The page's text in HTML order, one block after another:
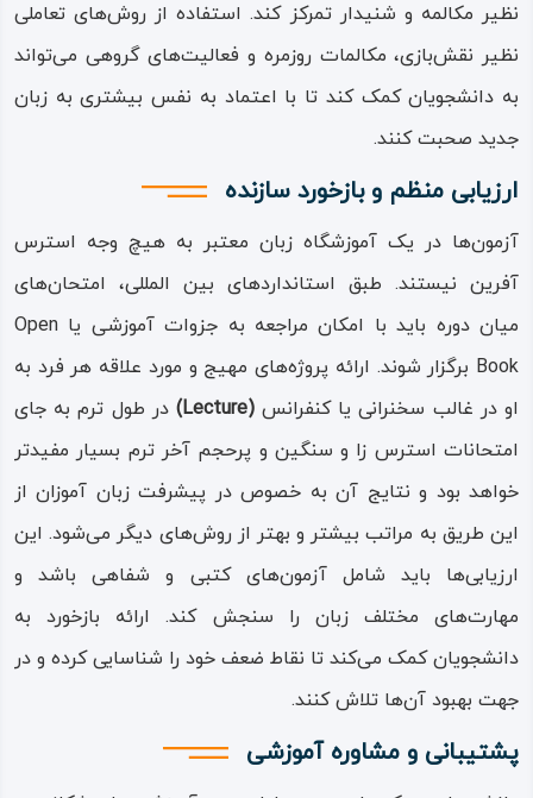
نظیر مکالمه و شنیدار تمرکز کند‌‌. استفاده از روش‌های تعاملی
نظیر نقش‌بازی، مکالمات روزمره و فعالیت‌های گروهی‌ ‌‌می‌‌‌تواند
به دانشجویان کمک کند تا با اعتماد به نفس بیشتری به زبان
جدید صحبت کنند‌‌.
ارزیابی منظم و بازخورد سازنده
آزمون‌‌ها در یک آموزشگاه زبان معتبر به هیچ وجه استرس
آفرین نیستند‌‌. طبق استانداردهای بین المللی، امتحان‌‌های‌
‌‌میان دوره باید با امکان مراجعه به جزوات آموزشی یا Open
Book برگزار شوند‌‌. ارائه پروژه‌‌های مهیج و مورد علاقه هر فرد به
او در غالب سخنرانی یا کنفرانس(Lecture)
در طول ترم به جای
امتحانات استرس زا و سنگین و پرحجم آخر ترم بسیار مفیدتر
خواهد بود و نتایج آن به خصوص در پیشرفت زبان آموزان از
این طریق به مراتب بیشتر و بهتر از روش‌‌های دیگر‌ ‌‌می‌‌‌شود‌‌. این
ارزیابی‌ها باید شامل آزمون‌های کتبی و شفاهی باشد و
مهارت‌های مختلف زبان را سنجش کند‌‌. ارائه بازخورد به
دانشجویان کمک‌ ‌‌می‌‌‌کند تا نقاط ضعف خود را شناسایی کرده و در
جهت بهبود آن‌ها تلاش کنند‌‌.
پشتیبانی و مشاوره آموزشی